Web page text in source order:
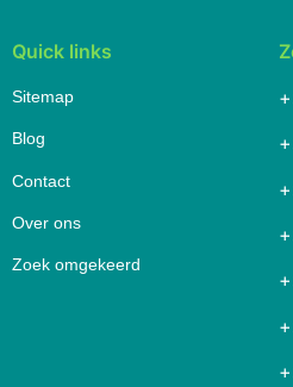
Quick links
Sitemap
Blog
Contact
Over ons
Zoek omgekeerd